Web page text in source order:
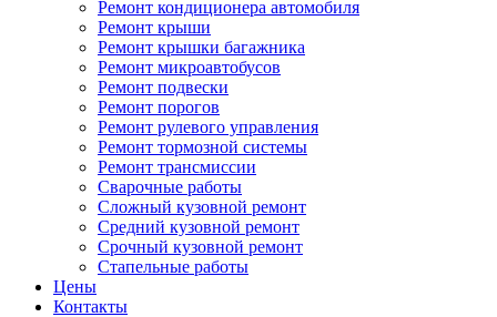
Ремонт кондиционера автомобиля
Ремонт крыши
Ремонт крышки багажника
Ремонт микроавтобусов
Ремонт подвески
Ремонт порогов
Ремонт рулевого управления
Ремонт тормозной системы
Ремонт трансмиссии
Сварочные работы
Сложный кузовной ремонт
Средний кузовной ремонт
Срочный кузовной ремонт
Стапельные работы
Цены
Контакты